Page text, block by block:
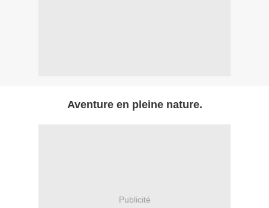
Aventure en pleine nature.
Publicité